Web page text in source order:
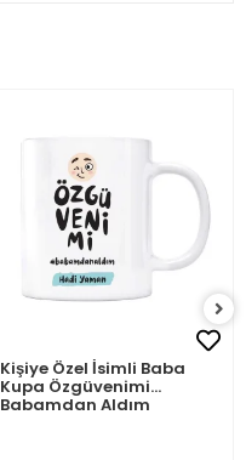
Kişiye Özel İsimli Baba
Kupa Özgüvenimi
Babamdan Aldım